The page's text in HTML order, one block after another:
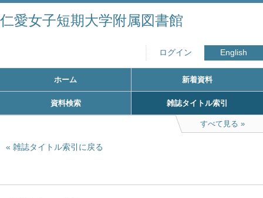
仁愛女子短期大学附属図書館
ログイン English
ホーム 新着資料
資料検索 雑誌タイトル索引
すべて見る
雑誌タイトル索引に戻る